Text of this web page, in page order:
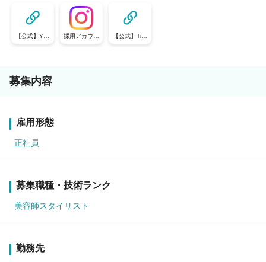
【公式】You
Tube
採用アカウン
ト
【公式】TikT
ok
募集内容
雇用形態
正社員
募集職種・技術ランク
美容師スタイリスト
勤務先